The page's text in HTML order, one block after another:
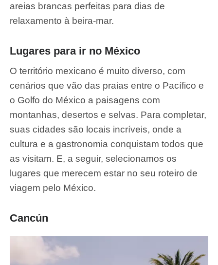
areias brancas perfeitas para dias de
relaxamento à beira-mar.
Lugares para ir no México
O território mexicano é muito diverso, com
cenários que vão das praias entre o Pacífico e
o Golfo do México a paisagens com
montanhas, desertos e selvas. Para completar,
suas cidades são locais incríveis, onde a
cultura e a gastronomia conquistam todos que
as visitam. E, a seguir, selecionamos os
lugares que merecem estar no seu roteiro de
viagem pelo México.
Cancún